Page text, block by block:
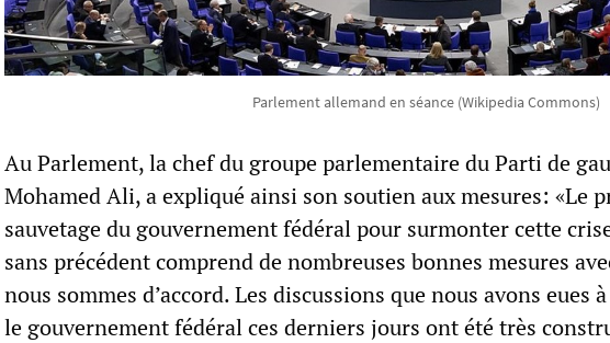
Parlement allemand en séance (Wikipedia Commons)
Au Parlement, la chef du groupe parlementaire du Parti de
Mohamed Ali, a expliqué ainsi son soutien aux mesures: «Le
sauvetage du gouvernement fédéral pour surmonter cette
sans précédent comprend de nombreuses bonnes mesures
nous sommes d’accord. Les discussions que nous avons eues
le gouvernement fédéral ces derniers jours ont été très